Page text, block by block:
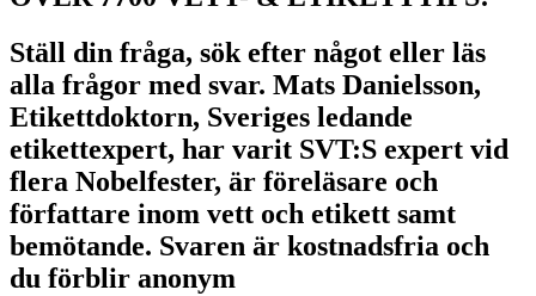
Ställ din fråga, sök efter något eller läs
alla frågor med svar. Mats Danielsson,
Etikettdoktorn, Sveriges ledande
etikettexpert, har varit SVT:S expert vid
flera Nobelfester, är föreläsare och
författare inom vett och etikett samt
bemötande. Svaren är kostnadsfria och
du förblir anonym